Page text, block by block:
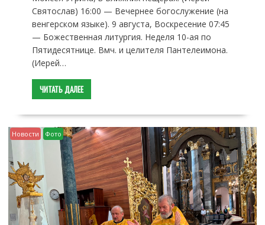
Святослав) 16:00 — Вечернее богослужение (на
венгерском языке). 9 августа, Воскресение 07:45
— Божественная литургия. Неделя 10-ая по
Пятидесятнице. Вмч. и целителя Пантелеимона.
(Иерей…
ЧИТАТЬ ДАЛЕЕ
Новости Фото